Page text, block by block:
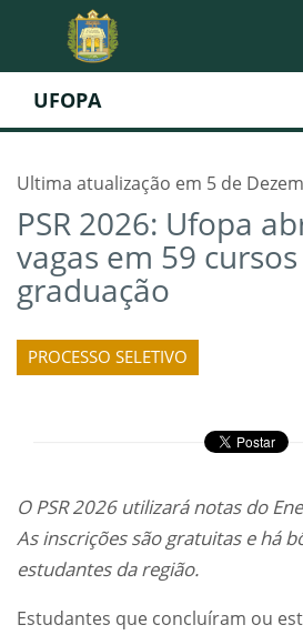
UFOPA
Ultima atualização em 5 de
PSR 2026: Ufopa
vagas em 59
graduação
PROCESSO SELETIVO
O PSR 2026 utilizará notas do
As inscrições são gratuitas e há
estudantes da região.
Estudantes que concluíram ou